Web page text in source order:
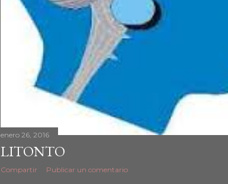
enero 26, 2016
LITONTO
Compartir Publicar un comentario